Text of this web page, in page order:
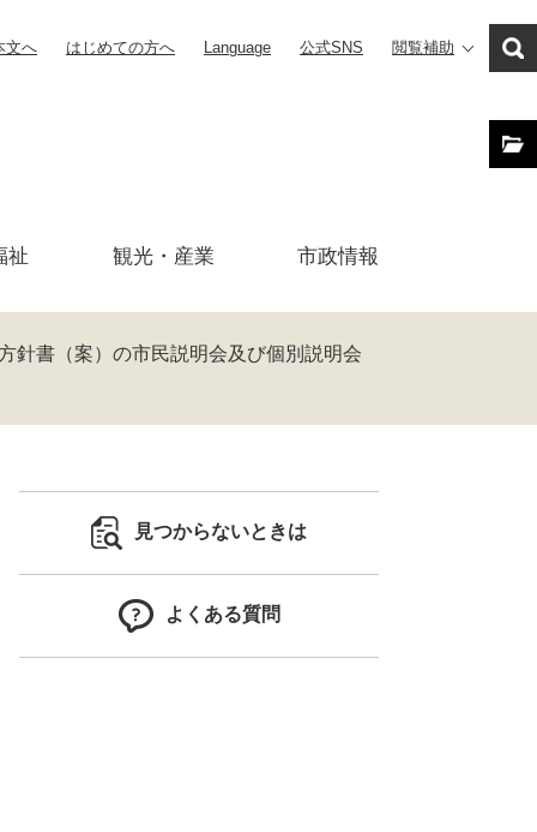
文へ はじめての方へ Language 公式SNS 閲覧補助
祉 観光・産業 市政情報
針書（案）の市民説明会及び個別説明会
見つからないときは
よくある質問